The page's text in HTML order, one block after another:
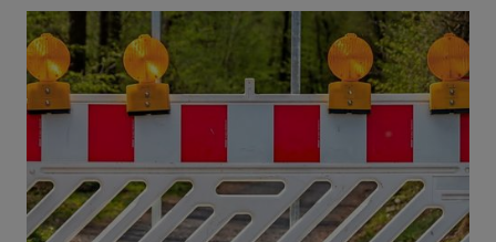
Vollsperrung der Talstraße in Grevenbroich-Kapellen